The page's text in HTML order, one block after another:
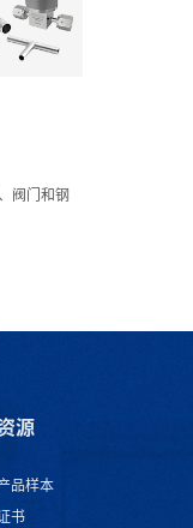
阀门和钢
源
品样本
书